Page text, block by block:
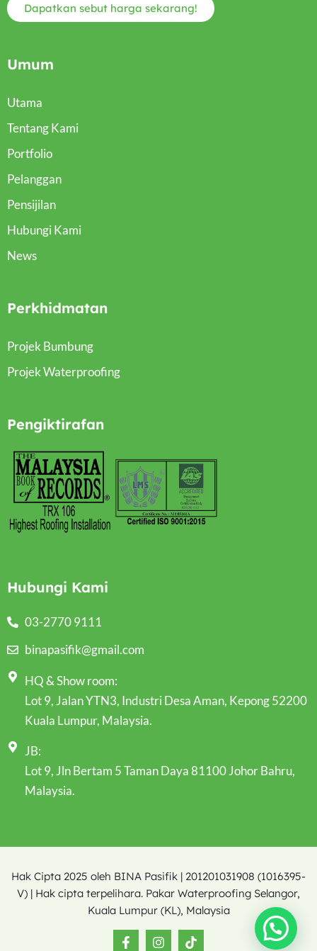
Dapatkan sebut harga sekarang!
Umum
Utama
Tentang Kami
Portfolio
Pelanggan
Pensijilan
Hubungi Kami
News
Perkhidmatan
Projek Bumbung
Projek Waterproofing
Pengiktirafan
Hubungi Kami
03-2770 9111
binapasifik@gmail.com
HQ & Show room:
Lot 9, Jalan YTN3, Industri Desa Aman, Kepong 52200
Kuala Lumpur, Malaysia.
JB:
Lot 9, Jln Bertam 5 Taman Daya 81100 Johor Bahru,
Malaysia.
Hak Cipta 2025 oleh BINA Pasifik | 201201031908 (1016395-
V) | Hak cipta terpelihara. Pakar Waterproofing Selangor,
Kuala Lumpur (KL), Malaysia